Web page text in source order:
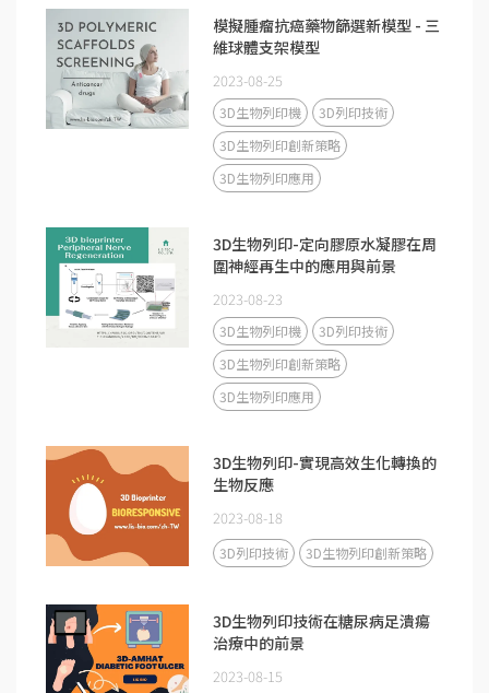
模擬腫瘤抗癌藥物篩選新模型 - 三
維球體支架模型
2023-08-25
3D生物列印機
3D列印技術
3D生物列印創新策略
3D生物列印應用
3D生物列印-定向膠原水凝膠在周
圍神經再生中的應用與前景
2023-08-23
3D生物列印機
3D列印技術
3D生物列印創新策略
3D生物列印應用
3D生物列印-實現高效生化轉換的
生物反應
2023-08-18
3D列印技術 3D生物列印創新策略
3D生物列印技術在糖尿病足潰瘍
治療中的前景
2023-08-15